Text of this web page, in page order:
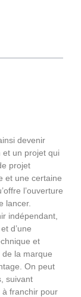
devenir
et un projet qui
projet
et une certaine
l’ouverture
lancer.
indépendant,
d’une
et
la marque
On peut
suivant
à franchir pour